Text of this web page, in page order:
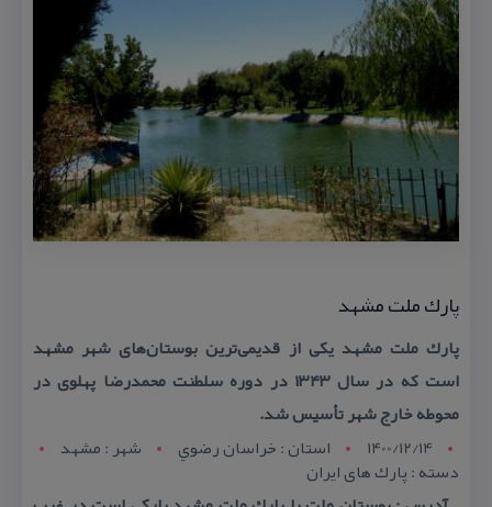
پارك ملت مشهد
پارك ملت مشهد یكی از قدیمی‌ترین بوستان‌های شهر مشهد
است كه در سال ۱۳۴۳ در دوره سلطنت محمدرضا پهلوی در
محوطه خارج شهر تأسیس شد.
1400/12/14
استان : خراسان رضوي شهر : مشهد
دسته : پارك های ایران